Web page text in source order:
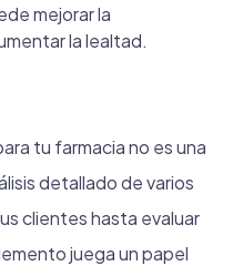
mejorar la
la lealtad.
tu farmacia no es una
detallado de varios
clientes hasta evaluar
juega un papel